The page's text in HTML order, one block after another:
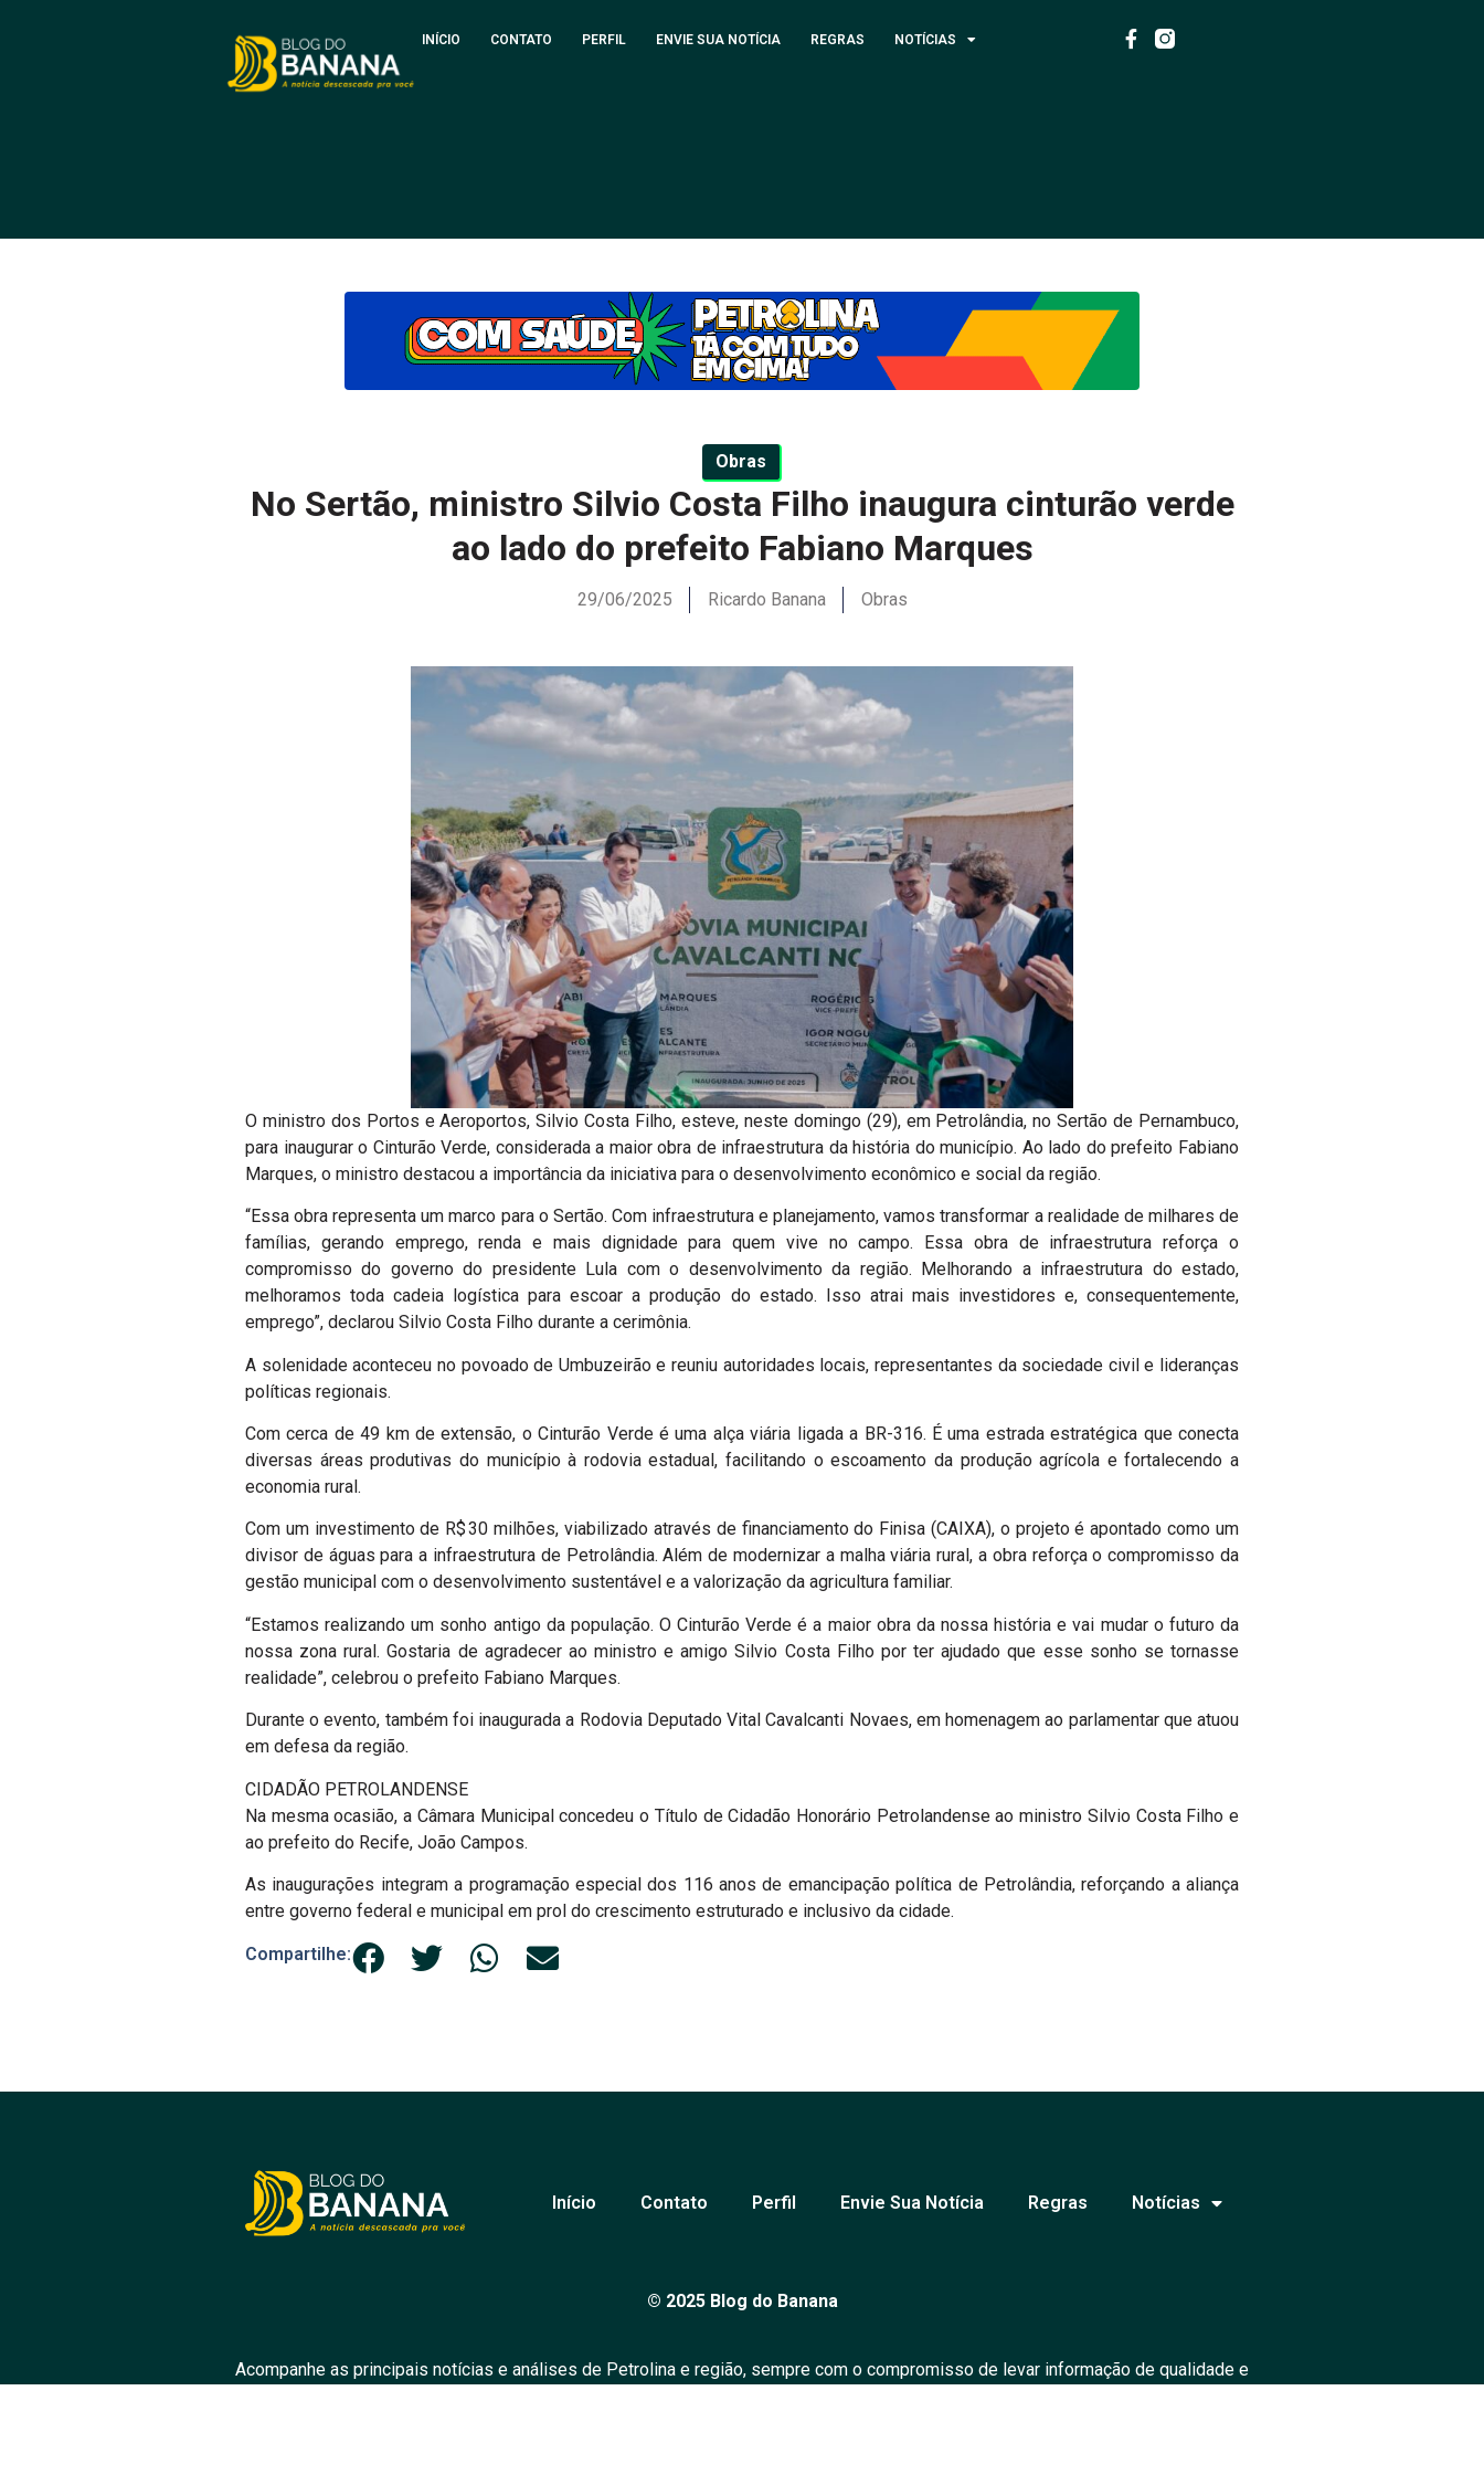
INÍCIO CONTATO PERFIL ENVIE SUA NOTÍCIA REGRAS NOTÍCIAS
Obras
No Sertão, ministro Silvio Costa Filho inaugura cinturão verde
ao lado do prefeito Fabiano Marques
29/06/2025 Ricardo Banana Obras
O ministro dos Portos e Aeroportos, Silvio Costa Filho, esteve, neste domingo (29), em Petrolândia, no Sertão de Pernambuco,
para inaugurar o Cinturão Verde, considerada a maior obra de infraestrutura da história do município. Ao lado do prefeito Fabiano
Marques, o ministro destacou a importância da iniciativa para o desenvolvimento econômico e social da região.
“Essa obra representa um marco para o Sertão. Com infraestrutura e planejamento, vamos transformar a realidade de milhares de
famílias, gerando emprego, renda e mais dignidade para quem vive no campo. Essa obra de infraestrutura reforça o
compromisso do governo do presidente Lula com o desenvolvimento da região. Melhorando a infraestrutura do estado,
melhoramos toda cadeia logística para escoar a produção do estado. Isso atrai mais investidores e, consequentemente,
emprego”, declarou Silvio Costa Filho durante a cerimônia.
A solenidade aconteceu no povoado de Umbuzeirão e reuniu autoridades locais, representantes da sociedade civil e lideranças
políticas regionais.
Com cerca de 49 km de extensão, o Cinturão Verde é uma alça viária ligada a BR-316. É uma estrada estratégica que conecta
diversas áreas produtivas do município à rodovia estadual, facilitando o escoamento da produção agrícola e fortalecendo a
economia rural.
Com um investimento de R$ 30 milhões, viabilizado através de financiamento do Finisa (CAIXA), o projeto é apontado como um
divisor de águas para a infraestrutura de Petrolândia. Além de modernizar a malha viária rural, a obra reforça o compromisso da
gestão municipal com o desenvolvimento sustentável e a valorização da agricultura familiar.
“Estamos realizando um sonho antigo da população. O Cinturão Verde é a maior obra da nossa história e vai mudar o futuro da
nossa zona rural. Gostaria de agradecer ao ministro e amigo Silvio Costa Filho por ter ajudado que esse sonho se tornasse
realidade”, celebrou o prefeito Fabiano Marques.
Durante o evento, também foi inaugurada a Rodovia Deputado Vital Cavalcanti Novaes, em homenagem ao parlamentar que atuou
em defesa da região.
CIDADÃO PETROLANDENSE
Na mesma ocasião, a Câmara Municipal concedeu o Título de Cidadão Honorário Petrolandense ao ministro Silvio Costa Filho e
ao prefeito do Recife, João Campos.
As inaugurações integram a programação especial dos 116 anos de emancipação política de Petrolândia, reforçando a aliança
entre governo federal e municipal em prol do crescimento estruturado e inclusivo da cidade.
Compartilhe:
Início Contato Perfil Envie Sua Notícia Regras Notícias
© 2025 Blog do Banana
Acompanhe as principais notícias e análises de Petrolina e região, sempre com o compromisso de levar informação de qualidade e